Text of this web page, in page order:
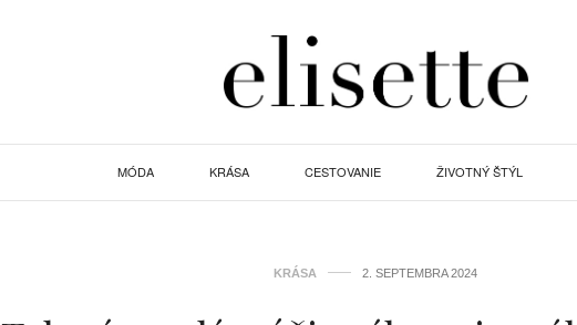
MÓDA KRÁSA CESTOVANIE ŽIVOTNÝ ŠTÝL
KRÁSA 2. SEPTEMBRA 2024